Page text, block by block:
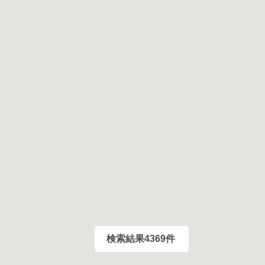
検索結果4369件